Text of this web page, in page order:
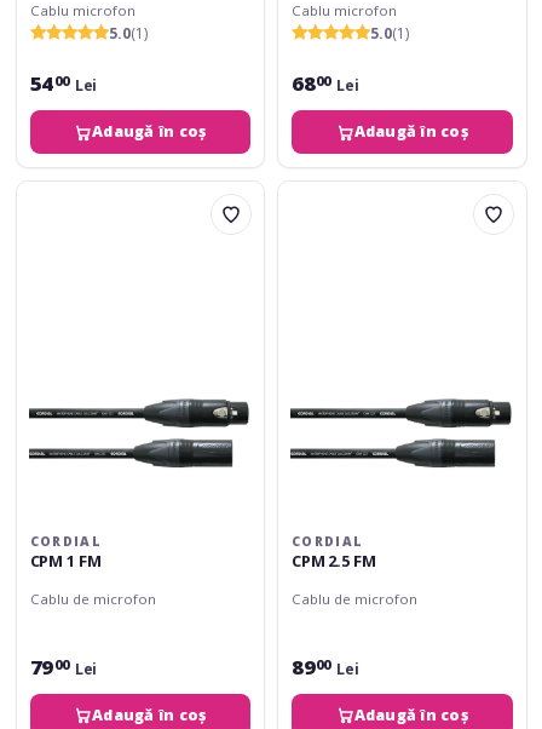
Cablu microfon
5.0(1)
5400 Lei
Adaugă în coș
Cablu microfon
5.0(1)
6800 Lei
Adaugă în coș
Cordial
CORDIAL
CPM 1 FM
Cablu de microfon
7900 Lei
Adaugă în coș
Cordial
CORDIAL
CPM 2.5 FM
Cablu de microfon
8900 Lei
Adaugă în coș